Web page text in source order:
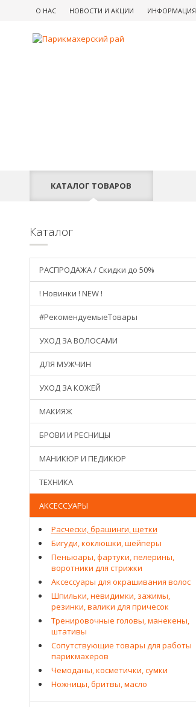
О НАС НОВОСТИ И АКЦИИ ИНФОРМАЦИЯ
КАТАЛОГ ТОВАРОВ
Каталог
РАСПРОДАЖА / Скидки до 50%
! Новинки ! NEW !
#РекомендуемыеТовары
УХОД ЗА ВОЛОСАМИ
ДЛЯ МУЖЧИН
УХОД ЗА КОЖЕЙ
МАКИЯЖ
БРОВИ И РЕСНИЦЫ
МАНИКЮР И ПЕДИКЮР
ТЕХНИКА
АКСЕССУАРЫ
Расчески, брашинги, щетки
Бигуди, коклюшки, шейперы
Пеньюары, фартуки, пелерины,
воротники для стрижки
Аксессуары для окрашивания волос
Шпильки, невидимки, зажимы,
резинки, валики для причесок
Тренировочные головы, манекены,
штативы
Сопутствующие товары для работы
парикмахеров
Чемоданы, косметички, сумки
Ножницы, бритвы, масло